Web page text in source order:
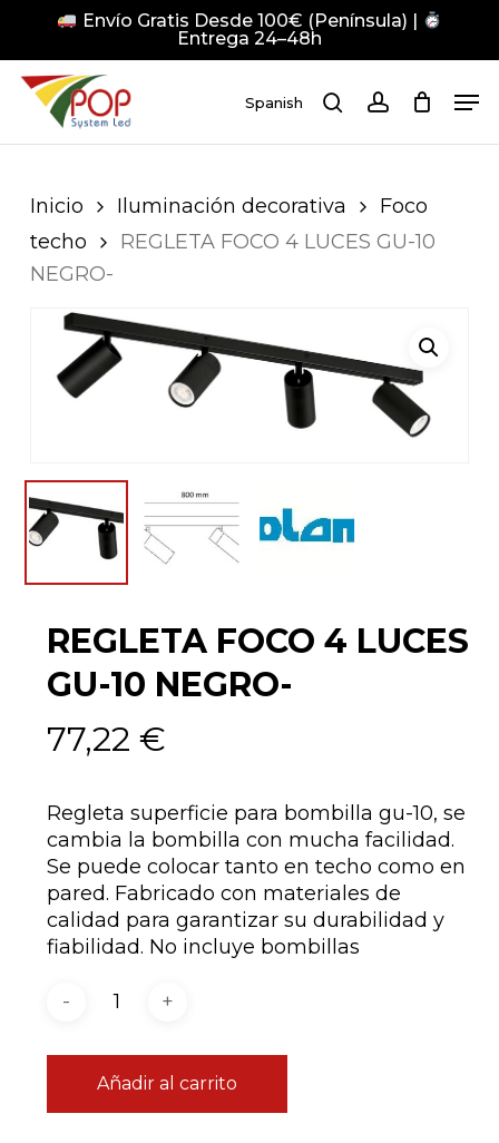
main
content
Envío Gratis Desde 100€ (Península) |
Entrega 24–48h
Spanish searchaccount
Inicio Iluminación decorativa
Foco
techo
REGLETA FOCO 4 LUCES GU-10
NEGRO-
REGLETA FOCO 4 LUCES
GU-10 NEGRO-
77,22 €
Regleta superficie para bombilla gu-10, se
cambia la bombilla con mucha facilidad.
Se puede colocar tanto en techo como en
pared. Fabricado con materiales de
calidad para garantizar su durabilidad y
fiabilidad. No incluye bombillas
Añadir al carrito
Close
Menu